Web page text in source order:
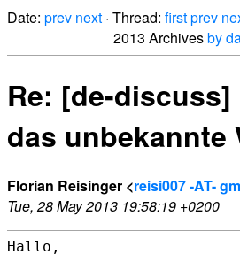
Date: prev next · Thread: firstprev
2013 Archivesby
Re: [de-discuss]
das unbekannte
Florian Reisinger <reisi007 -AT-
Tue, 28 May 2013 19:58:19 +0200
Hallo,